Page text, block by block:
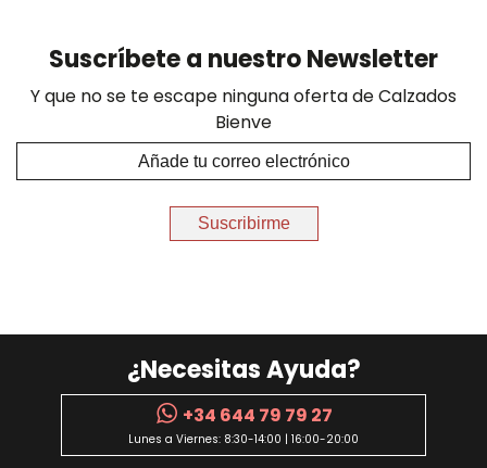
Suscríbete a nuestro Newsletter
Y que no se te escape ninguna oferta de Calzados
Bienve
Suscribirme
¿Necesitas Ayuda?
+34 644 79 79 27
Lunes a Viernes: 8:30-14:00 | 16:00-20:00